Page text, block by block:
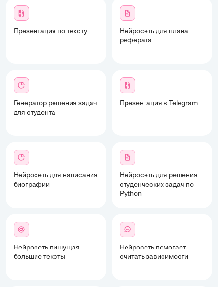
Презентация по тексту
Нейросеть для плана
реферата
Генератор решения задач
для студента
Презентация в Telegram
Нейросеть для написания
биографии
Нейросеть для решения
студенческих задач по
Python
Нейросеть пишущая
большие тексты
Нейросеть помогает
считать зависимости